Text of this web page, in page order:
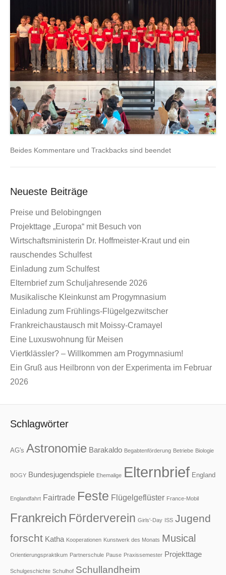
Beides Kommentare und Trackbacks sind beendet
Neueste Beiträge
Preise und Belobingngen
Projekttage „Europa“ mit Besuch von
Wirtschaftsministerin Dr. Hoffmeister-Kraut und ein
rauschendes Schulfest
Einladung zum Schulfest
Elternbrief zum Schuljahresende 2026
Musikalische Kleinkunst am Progymnasium
Einladung zum Frühlings-Flügelgezwitscher
Frankreichaustausch mit Moissy-Cramayel
Eine Luxuswohnung für Meisen
Viertklässler? – Willkommen am Progymnasium!
Ein Gruß aus Heilbronn von der Experimenta im Februar
2026
Schlagwörter
AG's Astronomie Barakaldo Begabtenförderung Betriebe Biologie
BOGY Bundesjugendspiele Ehemalige Elternbrief England
Englandfahrt Fairtrade Feste Flügelgeflüster France-Mobil
Frankreich Förderverein Girls'-Day ISS Jugend
forscht Katha Kooperationen Kunstwerk des Monats Musical
Orientierungspraktikum Partnerschule Pause Praxissemester Projekttage
Schulgeschichte Schulhof Schullandheim